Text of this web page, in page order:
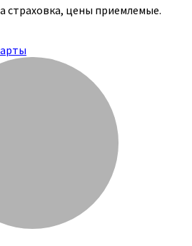
страховка, цены приемлемые.